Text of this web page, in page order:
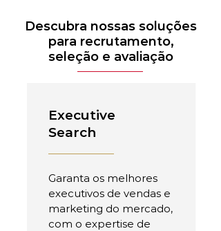
Descubra nossas soluções
para recrutamento,
seleção e avaliação
Executive
Search
Garanta os melhores
executivos de vendas e
marketing do mercado,
com o expertise de